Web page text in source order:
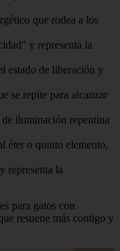
que rodea a los
y representa la
estado de liberación y
se repite para alcanzar
iluminación repentina
éter o quinto elemento,
representa la
para gatos con
resuene más contigo y